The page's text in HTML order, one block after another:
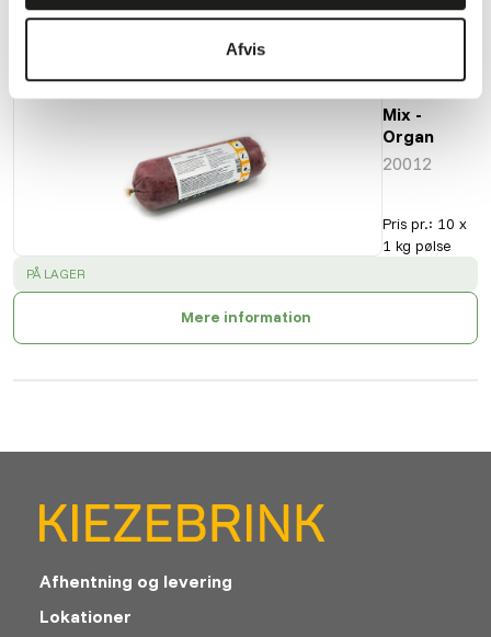
Afvis
Mix -
Organ
20012
Pris pr.: 10 x
1 kg pølse
SUCCESS
PÅ LAGER
Mere information
Afhentning og levering
Lokationer